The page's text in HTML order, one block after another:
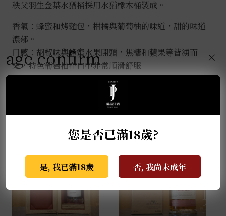
秩父羽生金葉水猶桶採用水猶橡木桶製成。
香氣：蜂蜜和烤麵包，柑橘與葡萄柚的味道，甜的味道
濃郁。
口感：胡椒味與蜂蜜水果開頭，焦糖和蘋果等皆湧而
來，特色葡萄柚在口中非常順滑舒服
餘韻：中等長度，甜味與辛香融合，橡木味回甘
推薦商品
age confirm
您是否已滿18歲?
是, 我已滿18歲 否, 我尚未成年
×